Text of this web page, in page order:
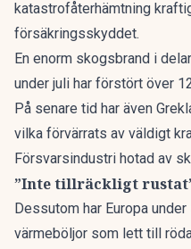
katastrofåterhämtning
försäkringsskyddet.
En enorm skogsbrand i
under juli har förstört över
På senare tid har även
vilka förvärrats av väldigt
Försvarsindustri hotad av
”Inte tillräckligt
Dessutom har Europa
värmeböljor som lett till